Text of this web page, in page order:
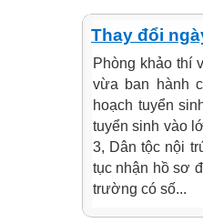
Thay đổi
Phòng khảo thí
vừa ban hành
hoạch tuyển
tuyển sinh vào
3, Dân tộc nội
tục nhận hồ sơ
trường có số...